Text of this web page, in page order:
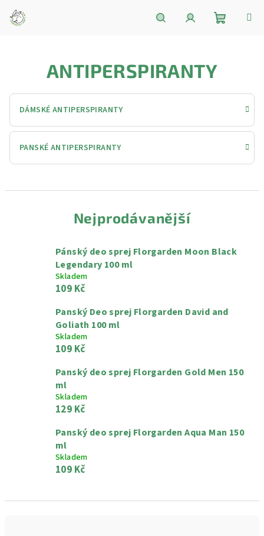
obsah
ANTIPERSPIRANTY
DÁMSKÉ ANTIPERSPIRANTY
PANSKÉ ANTIPERSPIRANTY
Nejprodávanější
Pánský deo sprej Florgarden Moon Black
Legendary 100 ml
Skladem
109 Kč
Panský Deo sprej Florgarden David and
Goliath 100 ml
Skladem
109 Kč
Panský deo sprej Florgarden Gold Men 150
ml
Skladem
129 Kč
Panský deo sprej Florgarden Aqua Man 150
ml
Skladem
109 Kč